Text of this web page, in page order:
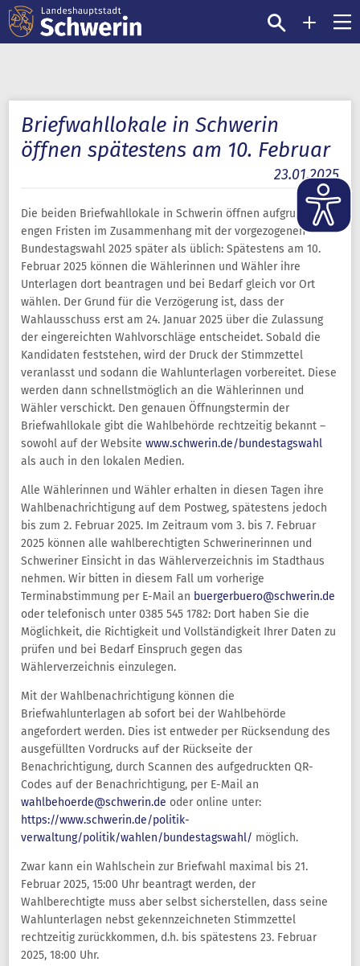
Briefwahllokale in Schwerin
öffnen spätestens am 10. Februar
23.01.2025
Die beiden Briefwahllokale in Schwerin öffnen aufgrund der
engen Fristen im Zusammenhang mit der vorgezogenen
Bundestagswahl 2025 später als üblich: Spätestens am 10.
Februar 2025 können die Wählerinnen und Wähler ihre
Unterlagen dort beantragen und bei Bedarf gleich vor Ort
wählen. Der Grund für die Verzögerung ist, dass der
Wahlausschuss erst am 24. Januar 2025 über die Zulassung
der eingereichten Wahlvorschläge entscheidet. Sobald die
Kandidaten feststehen, wird der Druck der Stimmzettel
veranlasst und sodann die Wahlunterlagen vorbereitet. Diese
werden dann schnellstmöglich an die Wählerinnen und
Wähler verschickt. Den genauen Öffnungstermin der
Briefwahllokale gibt die Wahlbehörde rechtzeitig bekannt –
sowohl auf der Website www.schwerin.de/bundestagswahl
als auch in den lokalen Medien.
Alle Wählerinnen und Wähler erhalten in diesen Tagen ihre
Wahlbenachrichtigung auf dem Postweg, spätestens jedoch
bis zum 2. Februar 2025. Im Zeitraum vom 3. bis 7. Februar
2025 können alle wahlberechtigten Schwerinerinnen und
Schweriner Einsicht in das Wählerverzeichnis im Stadthaus
nehmen. Wir bitten in diesem Fall um vorherige
Terminabstimmung per E-Mail an buergerbuero@schwerin.de
oder telefonisch unter 0385 545 1782: Dort haben Sie die
Möglichkeit, die Richtigkeit und Vollständigkeit Ihrer Daten zu
prüfen und bei Bedarf Einspruch gegen das
Wählerverzeichnis einzulegen.
Mit der Wahlbenachrichtigung können die
Briefwahlunterlagen ab sofort bei der Wahlbehörde
angefordert werden. Dies ist entweder per Rücksendung des
ausgefüllten Vordrucks auf der Rückseite der
Benachrichtigung, durch Scannen des aufgedruckten QR-
Codes auf der Benachrichtigung, per E-Mail an
wahlbehoerde@schwerin.de oder online unter:
https://www.schwerin.de/politik-
verwaltung/politik/wahlen/bundestagswahl/ möglich.
Zwar kann ein Wahlschein zur Briefwahl maximal bis 21.
Februar 2025, 15:00 Uhr beantragt werden, der
Wahlberechtigte muss aber selbst sicherstellen, dass seine
Wahlunterlagen nebst gekennzeichneten Stimmzettel
rechtzeitig zurückkommen, d.h. bis spätestens 23. Februar
2025, 18:00 Uhr.